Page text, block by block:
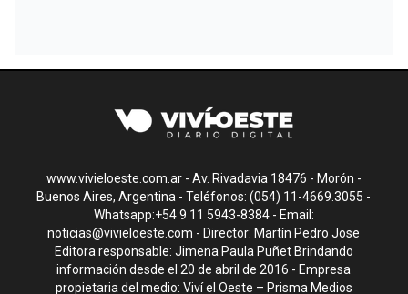
www.vivieloeste.com.ar - Av. Rivadavia 18476 - Morón -
Buenos Aires, Argentina - Teléfonos: (054) 11-4669.3055 -
Whatsapp:+54 9 11 5943-8384 - Email:
noticias@vivieloeste.com - Director: Martín Pedro Jose
Editora responsable: Jimena Paula Puñet Brindando
información desde el 20 de abril de 2016 - Empresa
propietaria del medio: Viví el Oeste – Prisma Medios